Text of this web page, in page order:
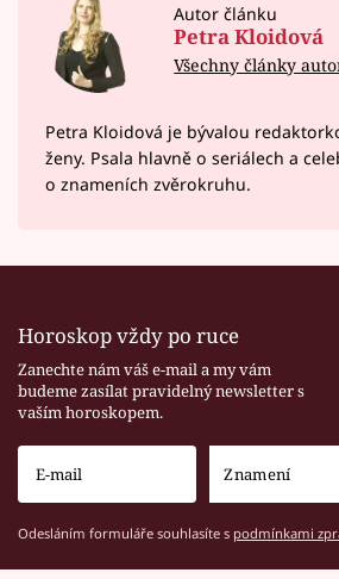
Autor článku
Petra Kloidová
Všechny články
Petra Kloidová je bývalou
ženy. Psala hlavně o seriálech a
o znameních zvěrokruhu.
Horoskop vždy po ruce
Zanechte nám váš e-mail a my vám
budeme zasílat pravidelný newsletter s
vaším horoskopem.
Odesláním formuláře souhlasíte s podmínkami